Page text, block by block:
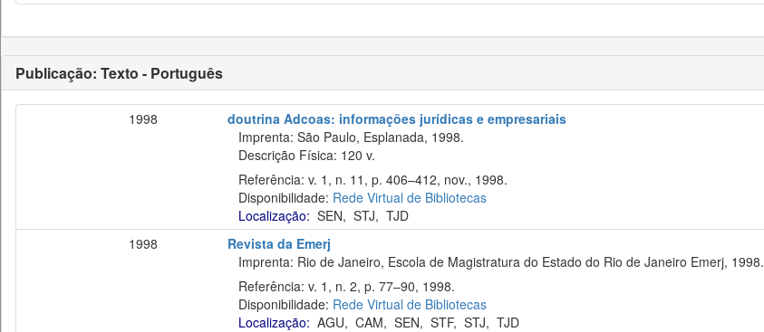
Publicação: Texto - Português
1998
doutrina Adcoas: informações jurídicas e empresariais
Imprenta: São Paulo, Esplanada, 1998.
Descrição Física: 120 v.
Referência: v. 1, n. 11, p. 406–412, nov., 1998.
Disponibilidade: Rede Virtual de Bibliotecas
Localização: SEN, STJ, TJD
1998
Revista da Emerj
Imprenta: Rio de Janeiro, Escola de Magistratura do Estado do Rio de Janeiro Emerj, 1998.
Referência: v. 1, n. 2, p. 77–90, 1998.
Disponibilidade: Rede Virtual de Bibliotecas
Localização: AGU, CAM, SEN, STF, STJ, TJD